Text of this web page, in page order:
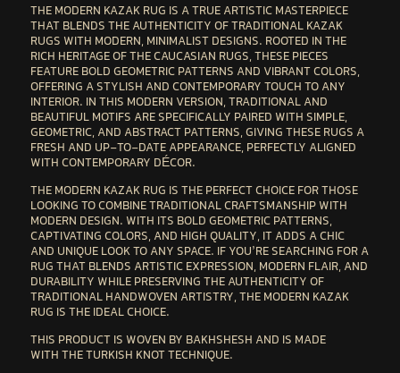
THEMODERN KAZAK RUG IS A TRUE ARTISTIC MASTERPIECE
THAT BLENDS THE AUTHENTICITY OF TRADITIONAL KAZAK
RUGS WITH MODERN, MINIMALIST DESIGNS. ROOTED IN THE
RICH HERITAGE OF THECAUCASIAN RUGS, THESE PIECES
FEATURE BOLD GEOMETRIC PATTERNS AND VIBRANT COLORS,
OFFERING A STYLISH AND CONTEMPORARY TOUCH TO ANY
INTERIOR. IN THIS MODERN VERSION, TRADITIONAL AND
BEAUTIFUL MOTIFS ARE SPECIFICALLY PAIRED WITHSIMPLE,
GEOMETRIC, AND ABSTRACT PATTERNS, GIVING THESE RUGS A
FRESH AND UP-TO-DATE APPEARANCE, PERFECTLY ALIGNED
WITH CONTEMPORARY DÉCOR.
THEMODERN KAZAK RUG IS THE PERFECT CHOICE FOR THOSE
LOOKING TO COMBINETRADITIONAL CRAFTSMANSHIPWITH
MODERN DESIGN. WITH ITS BOLD GEOMETRIC PATTERNS,
CAPTIVATING COLORS, AND HIGH QUALITY, IT ADDS A CHIC
AND UNIQUE LOOK TO ANY SPACE. IF YOU’RE SEARCHING FOR A
RUG THAT BLENDS ARTISTIC EXPRESSION, MODERN FLAIR, AND
DURABILITY WHILE PRESERVING THEAUTHENTICITY OF
TRADITIONAL HANDWOVEN ARTISTRY, THEMODERN KAZAK
RUG IS THE IDEAL CHOICE.
THIS PRODUCT IS WOVEN BY BAKHSHESH AND IS MADE
WITH THETURKISH KNOTTECHNIQUE.